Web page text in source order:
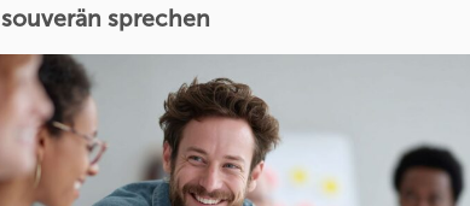
souverän sprechen